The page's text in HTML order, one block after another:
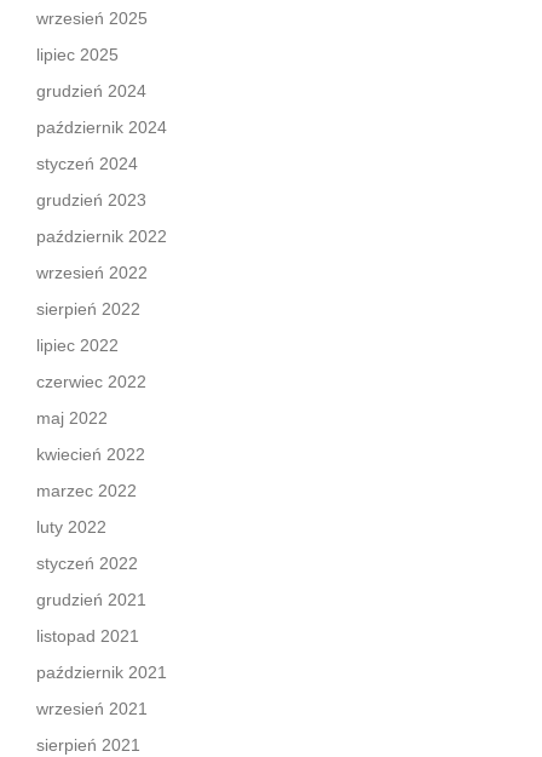
wrzesień 2025
lipiec 2025
grudzień 2024
październik 2024
styczeń 2024
grudzień 2023
październik 2022
wrzesień 2022
sierpień 2022
lipiec 2022
czerwiec 2022
maj 2022
kwiecień 2022
marzec 2022
luty 2022
styczeń 2022
grudzień 2021
listopad 2021
październik 2021
wrzesień 2021
sierpień 2021